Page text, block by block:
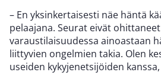
– En yksinkertaisesti näe häntä
pelaajana. Seurat eivät
varaustilaisuudessa ainoastaan
liittyvien ongelmien takia. Olen
useiden kykyjenetsijöiden